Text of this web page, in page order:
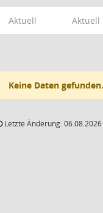
Aktuell Aktuell
Keine Daten gefunden.
Letzte Änderung: